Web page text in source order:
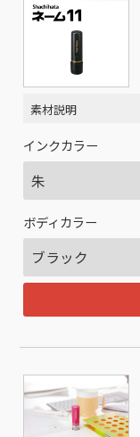
素材説明
インクカラー
ボディカラー